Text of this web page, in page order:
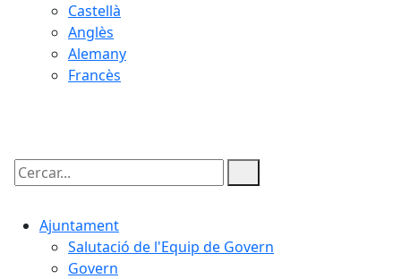
Castellà
Anglès
Alemany
Francès
Cercar:
Ajuntament
Salutació de l'Equip de Govern
Govern